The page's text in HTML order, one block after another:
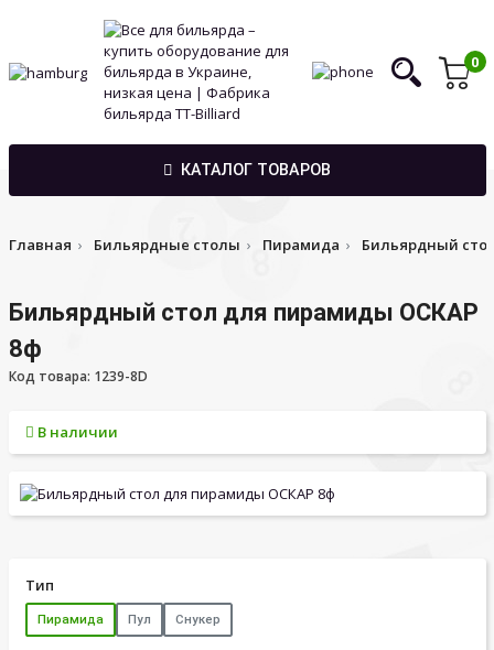
0
КАТАЛОГ ТОВАРОВ
Главная Бильярдные столы Пирамида Бильярдный
Бильярдный стол для пирамиды ОСКАР
8ф
Код товара: 1239-8D
В наличии
Тип
Пирамида Пул Снукер